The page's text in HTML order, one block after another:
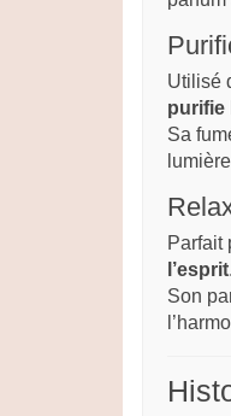
Utilisé
purifie
Sa
Parfait
l’esprit.
Son